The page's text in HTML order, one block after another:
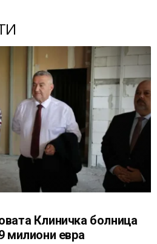
Клиничка болница
милиони евра